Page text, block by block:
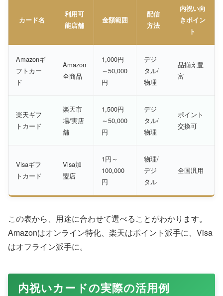
カード名
利用可
能店舗
金額範囲
配信
方法
内祝い向
きポイン
ト
Amazonギ
フトカー
ド
Amazon
全商品
1,000円
～50,000
円
デジ
タル/
物理
品揃え豊
富
楽天ギフ
トカード
楽天市
場/実店
舗
1,500円
～50,000
円
デジ
タル/
物理
ポイント
交換可
Visaギフ
トカード
Visa加
盟店
1円～
100,000
円
物理/
デジ
タル
全国汎用
この表から、用途に合わせて選べることがわかります。
Amazonはオンライン特化、楽天はポイント派手に、Visa
はオフライン派手に。
内祝いカードの実際の活用例